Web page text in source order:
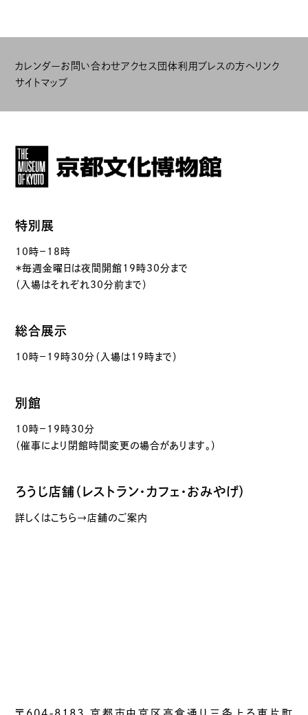
カレンダーお問い合わせアクセス 団体利用 プレスの方へリンク
サイトマップ
特別展
10時－18時
＊毎週金曜日は夜間開館19時30分まで
（入場はそれぞれ30分前まで）
総合展示
10時－19時30分（入場は19時まで）
別館
10時－19時30分
（催事により閉館時間変更の場合があります。）
ろうじ店舗（レストラン・カフェ・おみやげ）
詳しくはこちら→店舗のご案内